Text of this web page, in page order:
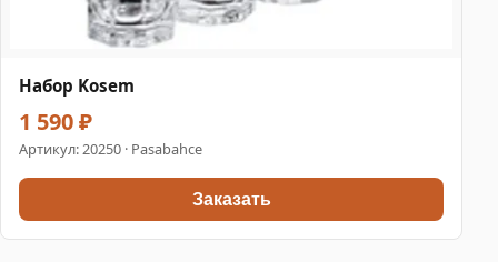
Набор Kosem
1 590 ₽
Артикул:20250 · Pasabahce
Заказать